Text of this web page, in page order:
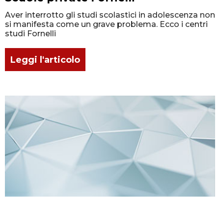
Aver interrotto gli studi scolastici in adolescenza non
si manifesta come un grave problema. Ecco i centri
studi Fornelli
Leggi l'articolo